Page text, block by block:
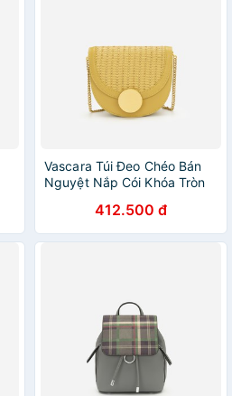
Vascara Túi Đeo Chéo Bán
Nguyệt Nắp Cói Khóa Tròn
412.500 đ